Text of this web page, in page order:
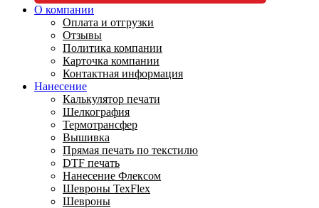
О компании
Оплата и отгрузки
Отзывы
Политика компании
Карточка компании
Контактная информация
Нанесение
Калькулятор печати
Шелкография
Термотрансфер
Вышивка
Прямая печать по текстилю
DTF печать
Нанесение Флексом
Шевроны TexFlex
Шевроны